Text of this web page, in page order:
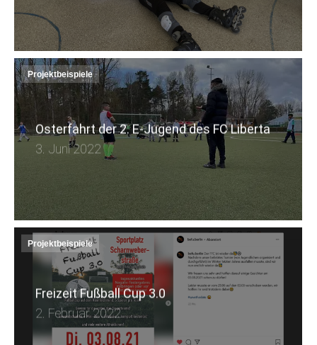
Projektbeispiele
Osterfahrt der 2. E-Jugend des FC Liberta
3. Juni 2022
Projektbeispiele
Freizeit Fußball Cup 3.0
2. Februar 2022